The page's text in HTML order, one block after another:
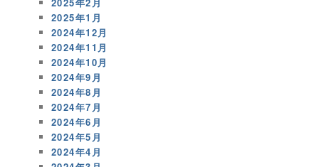
2025年1月
2024年12月
2024年11月
2024年10月
2024年9月
2024年8月
2024年7月
2024年6月
2024年5月
2024年4月